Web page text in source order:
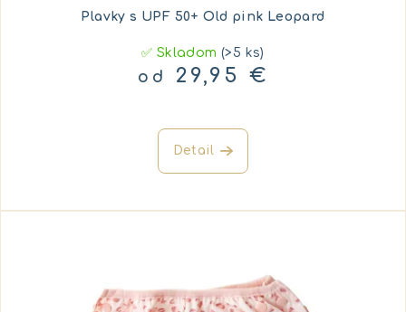
Plavky s UPF 50+ Old pink Leopard
✅ Skladom(>5 ks)
od 29,95 €
Detail